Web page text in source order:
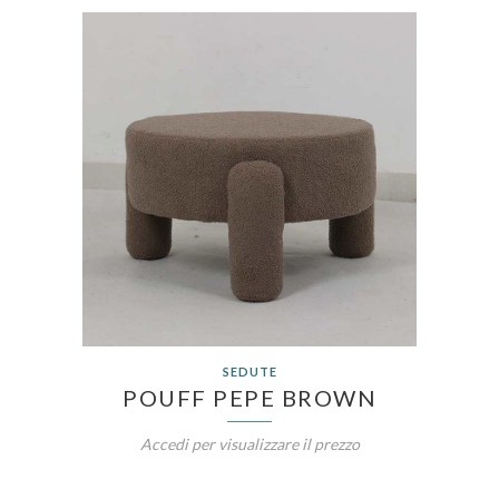
SEDUTE
POUFF PEPE BROWN
Accedi per visualizzare il prezzo